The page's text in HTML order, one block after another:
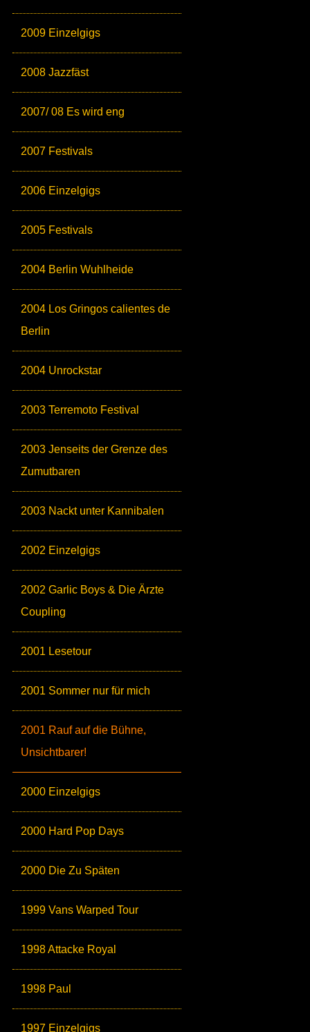
2009 Einzelgigs
2008 Jazzfäst
2007/ 08 Es wird eng
2007 Festivals
2006 Einzelgigs
2005 Festivals
2004 Berlin Wuhlheide
2004 Los Gringos calientes de
Berlin
2004 Unrockstar
2003 Terremoto Festival
2003 Jenseits der Grenze des
Zumutbaren
2003 Nackt unter Kannibalen
2002 Einzelgigs
2002 Garlic Boys & Die Ärzte
Coupling
2001 Lesetour
2001 Sommer nur für mich
2001 Rauf auf die Bühne,
Unsichtbarer!
2000 Einzelgigs
2000 Hard Pop Days
2000 Die Zu Späten
1999 Vans Warped Tour
1998 Attacke Royal
1998 Paul
1997 Einzelgigs